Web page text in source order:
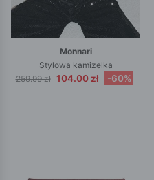
Monnari
Stylowa kamizelka
259.99 zł 104.00 zł -60%